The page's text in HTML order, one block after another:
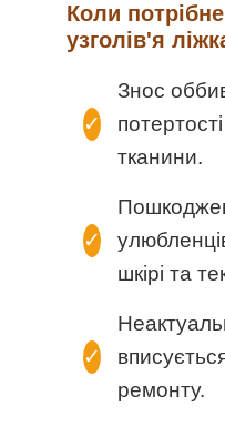
Коли
узголів'я
✓
Знос
тканини.
✓
шкірі та
✓
ремонту.